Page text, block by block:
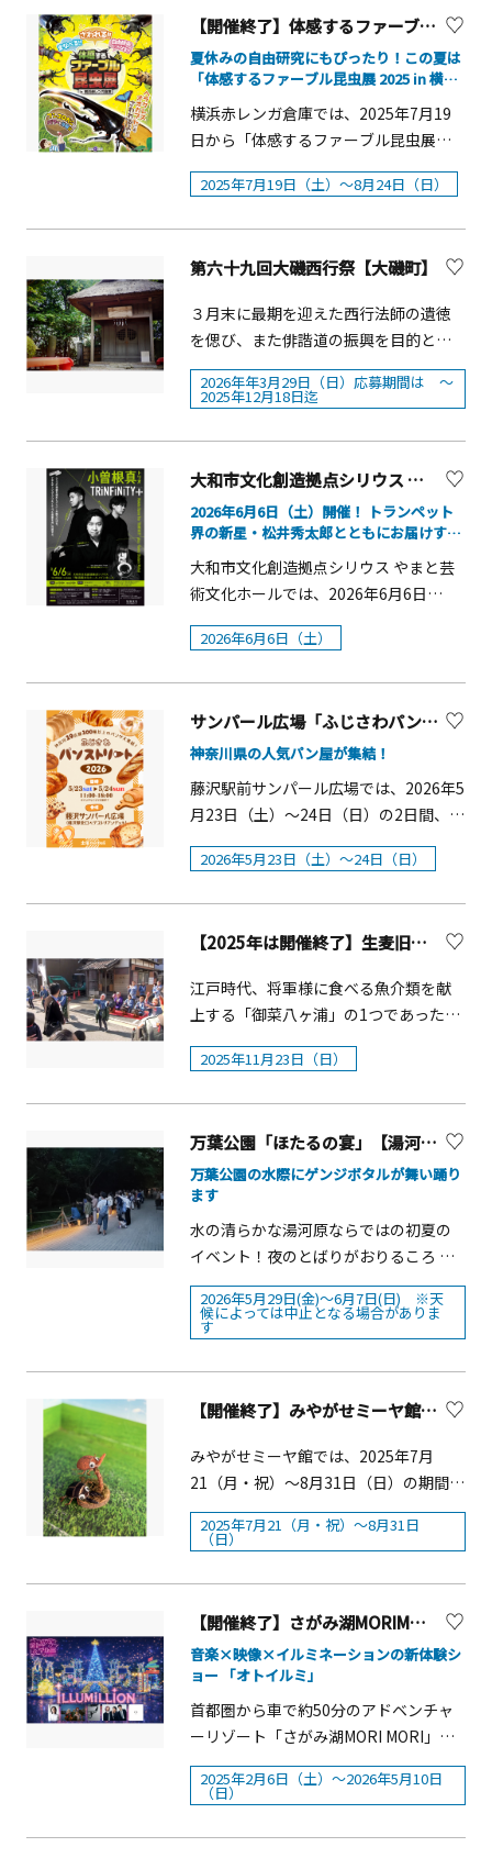
※（）内は有料20名以上の団体料金
（要事前予約、美術館券売所でのみ販
売）※障がい者手帳をお持ちの方と介
護の方（1名）は無料※同時開催のコレ
クション展も、「佐藤雅彦展」チケッ
トで観覧当日に限りご入場いただけま
す。※5月28日（水）よりオンラインチ
ました。迫力のあるシンメトリーな外
ギャラリー」が特徴の当館は、9つの展
示室のほか、多彩なワークショップを
行うアトリエ、約24万冊の蔵書がある
美術図書室なども揃う、国内でも有数
開港以降の近・現代美術を幅広く扱
い、14,000点を超える（2024年3月現
在）所蔵品からテーマを立てて紹介す
るコレクション展や、バリエーション
に富んだ企画展を開催しています。横
けるみなとみらい21地区の息吹を感じ
い者手帳各種をお持ちの方、およびご
同伴者1名さまは入館無料。■主
催： そごう美術館、神奈川新聞社、
tvk（テレビ神奈川）■後 援：神奈
川県教育委員会、横浜市教育委員会■
賛：（株）そごう・西武※ご入館前に
ご確認ください。※展覧会・イベント
場合がございます。※最新情報は、そ
ごう横浜店・そごう美術館ホームペー
ジをご確認ください。※館内では係員
の指示に従っていただきますようお願
（入場制限時、会場付近にはお待ちい
ただく場所はございません）会期前に
は落語会「立川志らく 落語会」の特
別イベントや、夏休み期間中の中学生
以下対象のギャラリートーク、ワーク
連イベントを開催。関連イベント詳細
ィナブルなイルミネーションを、ご家
族やご友人、大切な方々と一緒にお過
ごしください。イルミネーション概要
■開催期間：2025年11月6日（木）～
2026年2月8日（日）■点灯時間：
16:00～23:00 ※点灯時間及び実施範
囲が期間により異なります。予めご了
承ください。■実施エリア：横浜駅東
口、はまみらいウォーク、みなとみら
本丸(船体整備期間は除く)など各エリア
■全長：約1.5km■電球総数：LED約
25万球(ブルー、ゴールド、ホワイト)■
共催：横浜市西区■後援：横浜市都市
整備局 ヨコハマミライト 2025 各種関
連イベント＜～Music Port YOKOHAMA
みなとみらい＞視覚と聴覚で楽しむ、
新感覚のイルミネーション体験「Holy
Night Symphony in みなとみらい」が
開催されます。音声ARアプリ
Locatone&trade;(ロケトーン)を使用
し、「ヨコハマミライト」エリア中の
特定の各スポットを訪れると位置情報
ン空間を舞台に、地区内で活躍するミ
ュージシャンによるクリスマスソング
の演奏と共に、声優・俳優として活躍
する津田健次郎氏の、素敵な声をオリ
ます。■開催日時：2025年11月6日
ア：みなとみらい21地区内■主催：
Music Port YOKOHAMA委員会■イベン
https://musicport-yokohama.jp/ ＜み
なとみらい Christmas Market 2025
たからものは、みらいに輝く＞ヨコハ
マミライトで盛り上がるグランモール
す。会場にはクリスマスの装飾が施さ
れた多数のヒュッテ(木製の露店)が並
び、クリスマスならではのお菓子や食
べ物等が販売されます。会場内には飲
食ができるテーブルや椅子もあります
ションとともに、みなとみらいならで
はのクリスマスをぜひお楽しみくださ
催時間：11：00～21：30(ラストオー
公園「美術の広場」周辺■入場料：無
料■主催：ヨコハマミライト実行委員
会 ■共催：横浜市西区※2025年11月
28日(金)の営業時間は17:00～21:30とな
定は、クリスマスマーケットホームペ
ージで発信します。＜西区キャンドル
アート2025＞「横浜市西区キャンドル
アート」は、今年で16回目を迎える一
夜限りのキャンドルイベントです。横
「にしまろちゃん」と滋賀県彦根市の
キャラクター「ひこにゃん」のモチー
フキャンドルや地元の小学生の皆さん
へ」をコンセプトに『MIMOSA FESTA
2026 in KAWASAKI』を開催します。イ
タリアのヒルタウンをモチーフにした
街並みに、今年も鮮やかなミモザの花
が咲き誇り、ラ チッタデッラ全体が、
れます。ミモザをテーマにするフェア
ど開催。アトレ川崎や川崎モアーズ、
設や企業とも連動し、街全体で「⼥性
が⾃分らしく咲ける時間」をお届けし
ます。 『MIMOSA FESTA 2026 in
KAWASAKI 』開催概要■⽇程：2026年
チッタ エンタテイメント／チネチッタ
通り商店街振興組合■後援：川崎市／
イタリア⼤使館／ イタリア政府観光局
／ イタリア⽂化会館■協賛：アゼリア
／ アトレ川崎／ ウィングキッチン京急
ルフロン／ミューザ川崎／ラゾーナ川
【開催終了】体感するファーブル昆虫展 2025 in 横浜赤レンガ倉庫
夏休みの自由研究にもぴったり！この夏は
「体感するファーブル昆虫展 2025 in 横浜
横浜赤レンガ倉庫では、2025年7月19
日から「体感するファーブル昆虫展
2025 in 横浜赤レンガ倉庫」が開催され
ます。 昨年の好評のアンリ・ファーブ
レンガ倉庫」を、内容をさらに充実さ
生家を再現した新展示をはじめ、貴重
な遺品や一部リニューアルした100点の
昆虫標本、ふんころがしの脚力を体感
できるコーナーなど、遊びながらファ
ブトムシ・クワガタの生体展示や、ヘ
ラクレスオオカブトに触れて写真が撮
れるフォトスポット、生きたカブトム
シやクワガタとふれ合えるエリアな
ど、昨年よりパワーアップした内容で
るイベントです。 「体感するファーブ
月24日(日)■時間：10:00～16:30（最終
入場16:00）■場所：横浜赤レンガ倉庫
券：大人(中学生以上)1,200円 子供
（小学生以下）900円当日券：大人(中
学生以上)1,400円、子供（小学生以
下）1,100円前売券販売期間：2025年6
月13日(金)12:00～7月18日(金)23:59当
日券販売期間：2025年7月19日(土)0:00
～8月24日(日)15:30※2歳未満の乳幼児
は無料。※障害者手帳をお持ちの方と
付き添いの方1名まで無料。※前売券は
売。当日券は上記プレイガイド、もし
販売時間は本イベントの開催時間に準
ずる）にて販売予定。■主催：ドリー
ムスタジオ■共催：横浜赤レンガ倉庫1
号館[公益財団法人 横浜市芸術文化振興
財団]■監修：奥本大三郎■特別協力：
力：集英社■後援：横浜市教育委員
会、公益財団法人 横浜市観光協会■協
タジオ■ご来場に際して●混雑時のご
来場について・会場内の混雑状況によ
入場整理券を配布するなど、入場まで
お待ちいただく場合があります。・入
場整理券の配布については、お持ちの
チケットが前売券・当日券に関わらず
により、事前にチケットをお持ちの方
におきましても、ご入館できない場合
があります。予めご了承ください。・
当日の混雑状況は、「体感するファー
X（旧Twitter）をご確認ください。
（https://x.com/fabre_yokohama）
・他のお客様のご迷惑とならないよ
う、会場内では大声を出さず極力会話
2025年7月19日（土）～8月24日（日）
第六十九回大磯西行祭【大磯町】
３月末に最期を迎えた西行法師の遺徳
を偲び、また俳諧道の振興を目的とし
て鴫立庵では、毎年3月に西行祭を開催
しています。【献詠俳句・短歌募集】
法】・郵送 応募用紙を印刷し、下記
宛に封書で郵送お願いします。記入内
い。 255-0003 神奈川県中郡大磯町大磯
俳句・短歌募集係 ・電子投稿 鴫立庵
ホームページ内の応募フォームよりご
応募ください。
2026年年3月29日（日）応募期間は ～
2025年12月18日迄
大和市文化創造拠点シリウス やまと芸術文化ホール「小曽根真トリオTRiNFiNiTY+」
2026年6月6日（土）開催！ トランペット
界の新星・松井秀太郎とともにお届けする
大和市文化創造拠点シリウス やまと芸
術文化ホールでは、2026年6月6日
（土）に「小曽根真トリオ
TRiNFiNiTY+」の公演を開催します。
ランペット界の新星・松井秀太郎をゲ
ストに熱いステージを繰り広げる、ジ
ャズファン待望の公演です。チケット
の発売は3月18日（水）から（友の会先
（土）■会場：メインホール■開演：
7,500円、A席6,500円（全席指定・税
込）※未就学のお子様のご入場はご遠
月18日（水）10：00～20日（金）18：
00迄 ※インターネットのみ・一般発
売：3月21日（土）10：00～ ※初日
は電話のみ※チケットの取り扱いに関
ームページにてご確認ください。
2026年6月6日（土）
サンパール広場「ふじさわパンストリート2026」【藤沢市】
神奈川県の人気パン屋が集結！
藤沢駅前サンパール広場では、2026年5
月23日（土）～24日（日）の2日間、
100種類以上のパンが並ぶ、パン好きの
ための大型パンイベント！神奈川県内
を開催します。県内各地のベーカリー
わりや個性を気軽に楽しめるイベント
です。会場には、クロワッサン、カレー
パン、ベーグル、総菜パン、スイーツ系
パンなど、120種類以上の多彩なパンが
並びます。「CURRY&amp;BEER
FESTIVAL in藤沢」と同時開催です。
&ldquo;おいしい出会い&rdquo;を楽し
みに、ぜひお気軽にお立ち寄りくださ
日（土） 11：00～18：002026年5月
24日（日） 11：00～18：
00&nbsp;※パンがなくなり次第終了■
会場藤沢駅前 サンパール広場〒251-
0052 神奈川県藤沢市藤沢■ 入場料入
場無料※開催時間などは事情により若
行・荒天中止／中止の場合はイベント
公式SNSにて発表します。出店者リスト
エッセン(横浜市緑区) バリエタ(横浜市
パンニア(横浜市緑区) 横浜むぎや(横浜
市磯子区) パナケナケ(藤沢市立石) コム
ズベーカリー(横浜市都筑区) 法塔ベー
リーメゾンユキ(東京都稲城市平尾) arc
bakery(川崎市多摩区) パントレプレナ
ー(川崎市多摩区)パン工房K&amp;K(藤
沢市湘南台) ボンヴィボン(横浜市神奈
川区) パン・ドットコム(横浜市神奈川
区) Sai(横浜市神奈川区) COCONEST(横
浜市神奈川区) ひだまりベーカリーぽか
2026年5月23日（土）～24日（日）
【2025年は開催終了】生麦旧東海道祭りとアナゴ
江戸時代、将軍様に食べる魚介類を献
上する「御菜八ヶ浦」の1つであった生
麦では、大人から子どもまで楽しめる
食のイベント「生麦旧東海道まつり」
2025年11月23日（日）
万葉公園「ほたるの宴」【湯河原町】
万葉公園の水際にゲンジボタルが舞い踊り
ます
水の清らかな湯河原ならではの初夏の
イベント！夜のとばりがおりるころ 万
葉公園の水際にゲンジボタルが舞い踊
ります。万葉公園のほたるは、幼虫ま
で万葉公園内の&ldquo;ほたる小屋
れ、その後自然発生するほたるをご覧
川・千歳川、新崎川沿いにも天然のほ
たるが数多く生息し、ほたる発生期間
中には湯河原町全体でほたるを楽しむ
事が出来ます。暗闇の木々の中にほた
(金)～6月7日(日) 19:30～21:00 ※天
候によっては中止となる場合がありま
す。■場所 万葉公園
2026年5月29日(金)～6月7日(日) ※天
候によっては中止となる場合がありま
す
【開催終了】みやがせミーヤ館 夏休みクラフト体験
みやがせミーヤ館では、2025年7月
21（月・祝）～8月31日（日）の期間、
木の実を使ったクラフト体験ができま
す。 誰でも気軽に楽しめるクラフト
21（月・祝）～8月31日（日）■対象：
小学生・親子など■参加費：500円/１
予約不要【みやがせミーヤ館につい
活性化のための交流拠点として各種イ
ベントを開催しています。 宮ケ瀬湖畔
園地が見渡せる展望ホール、研修会議
室等があります。
2025年7月21（月・祝）～8月31日
（日）
【開催終了】さがみ湖MORIMORI 「さがみ湖イルミリオン」「オトイルミ」2/6(金)より春バージョンスタート
音楽×映像×イルミネーションの新体験シ
ョー 「オトイルミ」
首都圏から車で約50分のアドベンチャ
ーリゾート「さがみ湖MORI MORI」で
は、関東最大級のイルミネーションイ
ベント『さがみ湖イルミリオン』に
ョー「オトイルミ・春」を開催しま
2025年2月6日（土）～2026年5月10日
（日）